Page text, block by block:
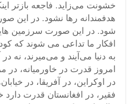
خشونت می‌زاید. فاجعه بازتر
هدفمندانه رها نشود. در این
شود. در این صورت سرزمین
افکار ما تداعی می شوند که
به دنیا می‌آیند و می‌میرند، نه
امروز قدرت در خاورمیانه، در
در اوکراین، در آفریقا، در
فقیر، در افغانستان قدرت